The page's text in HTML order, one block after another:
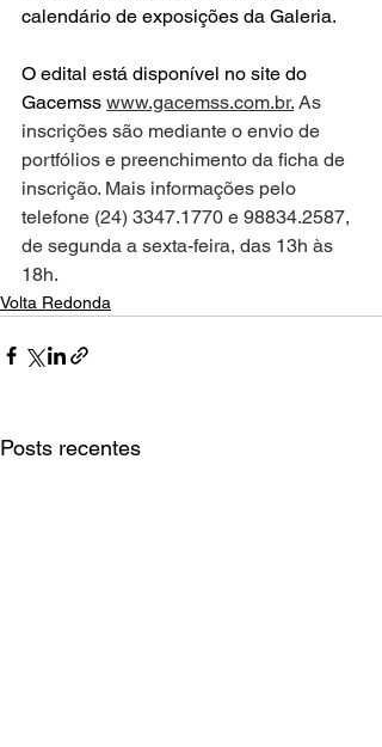
calendário de exposições da Galeria.
O edital está disponível no site do
Gacemss www.gacemss.com.br. As
inscrições são mediante o envio de
portfólios e preenchimento da ficha de
inscrição. Mais informações pelo
telefone (24) 3347.1770 e 98834.2587,
de segunda a sexta-feira, das 13h às
18h.
Volta Redonda
Posts recentes